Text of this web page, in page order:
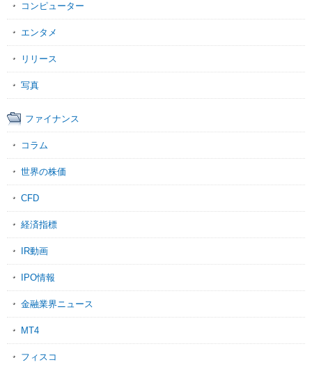
コンピューター
エンタメ
リリース
写真
ファイナンス
コラム
世界の株価
CFD
経済指標
IR動画
IPO情報
金融業界ニュース
MT4
フィスコ